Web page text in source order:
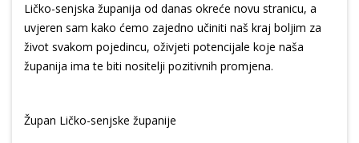
Ličko-senjska županija od danas okreće novu stranicu, a
uvjeren sam kako ćemo zajedno učiniti naš kraj boljim za
život svakom pojedincu, oživjeti potencijale koje naša
županija ima te biti nositelji pozitivnih promjena.
Župan Ličko-senjske županije